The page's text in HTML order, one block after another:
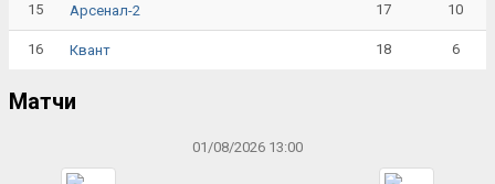
15 Арсенал-2 17 10
16 Квант 18 6
Матчи
01/08/2026 13:00